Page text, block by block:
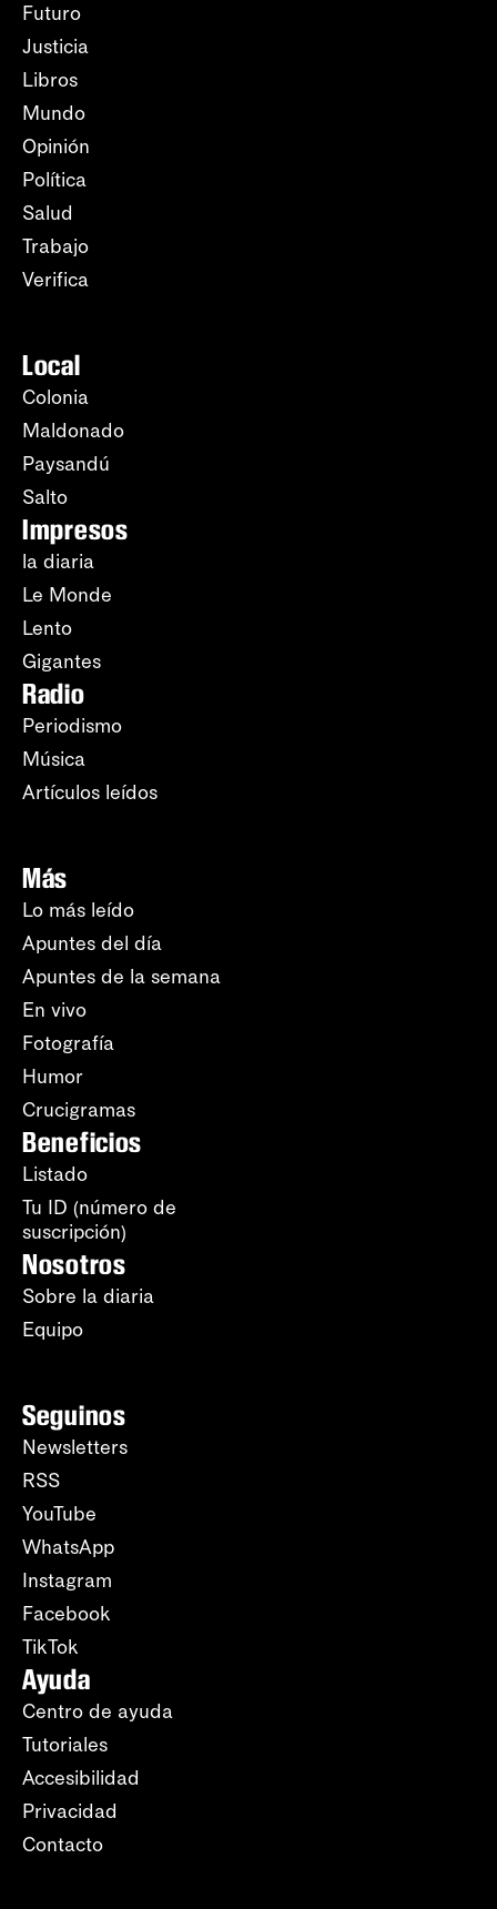
Futuro
Justicia
Libros
Mundo
Opinión
Política
Salud
Trabajo
Verifica
Local
Colonia
Maldonado
Paysandú
Salto
Impresos
la diaria
Le Monde
Lento
Gigantes
Radio
Periodismo
Música
Artículos leídos
Más
Lo más leído
Apuntes del día
Apuntes de la semana
En vivo
Fotografía
Humor
Crucigramas
Beneficios
Listado
Tu ID (número de
suscripción)
Nosotros
Sobre la diaria
Equipo
Seguinos
Newsletters
RSS
YouTube
WhatsApp
Instagram
Facebook
TikTok
Ayuda
Centro de ayuda
Tutoriales
Accesibilidad
Privacidad
Contacto